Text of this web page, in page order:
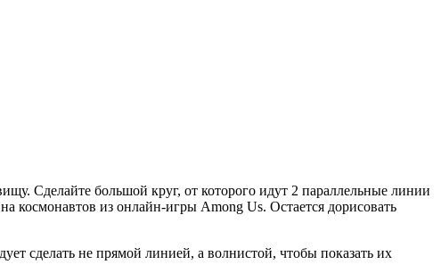
Сделайте большой круг, от которого идут 2 параллельные линии
космонавтов из онлайн-игры Among Us. Остается дорисовать
сделать не прямой линией, а волнистой, чтобы показать их